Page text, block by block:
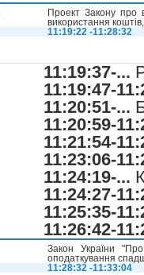
Проект Закону про
використання
11:19:22 -11:28:32
11:19:37-...
11:19:47-
11:20:51-...
11:20:59-
11:21:54-
11:23:06-
11:24:19-...
11:24:27-
11:25:35-
11:26:42-
Закон України
оподаткування
11:28:32 -11:33:04